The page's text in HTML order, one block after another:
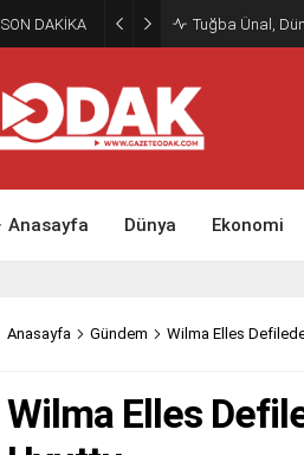
SON DAKİKA Tuğba Ünal,
Anasayfa Dünya Ekonomi
Anasayfa Gündem Wilma Elles
Wilma Elles